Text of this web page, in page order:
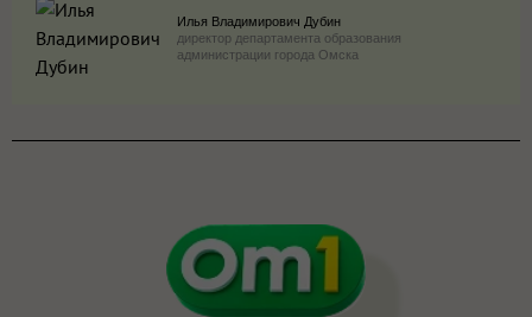
Илья Владимирович Дубин
директор департамента образования
администрации города Омска